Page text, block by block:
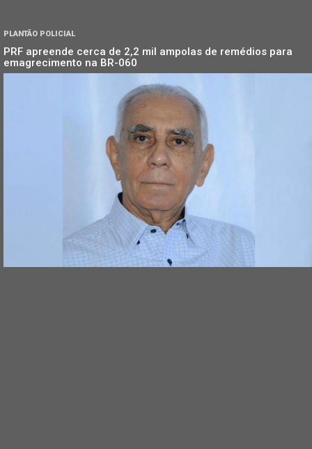
PLANTÃO POLICIAL
PRF apreende cerca de 2,2 mil ampolas de remédios para
emagrecimento na BR-060